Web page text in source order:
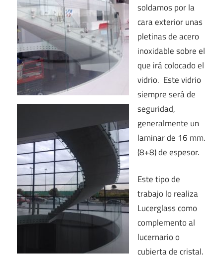
soldamos por la
cara exterior unas
pletinas de acero
inoxidable sobre el
que irá colocado el
vidrio. Este vidrio
siempre será de
seguridad,
generalmente un
laminar de 16 mm.
(8+8) de espesor.
Este tipo de
trabajo lo realiza
Lucerglass como
complemento al
lucernario o
cubierta de cristal.